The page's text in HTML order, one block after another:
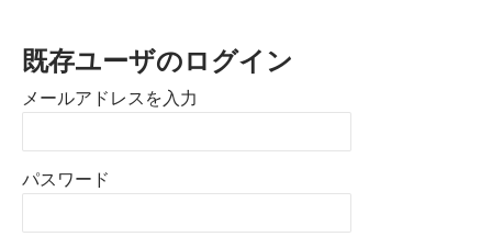
既存ユーザのログイン
メールアドレスを入力
パスワード